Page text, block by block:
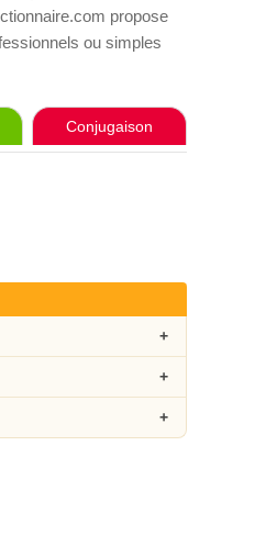
propose
ou simples
Conjugaison